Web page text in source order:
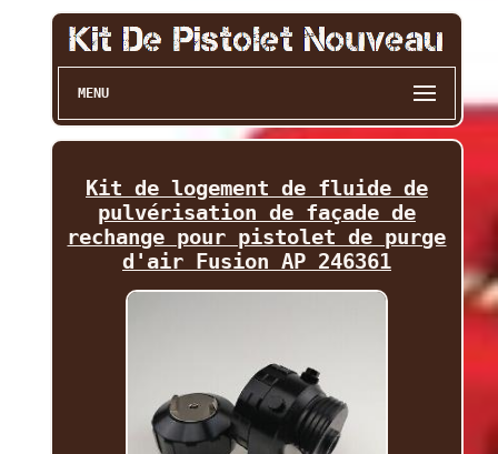
MENU
Kit de logement de fluide de
pulvérisation de façade de
rechange pour pistolet de purge
d'air Fusion AP 246361